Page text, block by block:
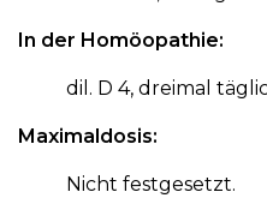
In der Homöopathie:
dil. D 4, dreimal
Maximaldosis:
Nicht festgesetzt.